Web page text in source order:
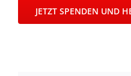
JETZT SPENDEN UND